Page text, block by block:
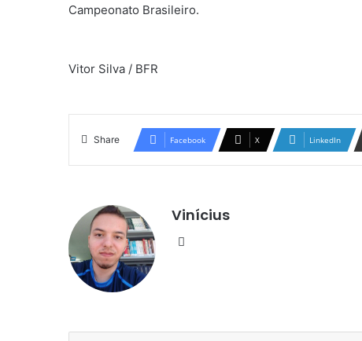
Campeonato Brasileiro.
Vitor Silva / BFR
Share Facebook X LinkedIn
Vinícius